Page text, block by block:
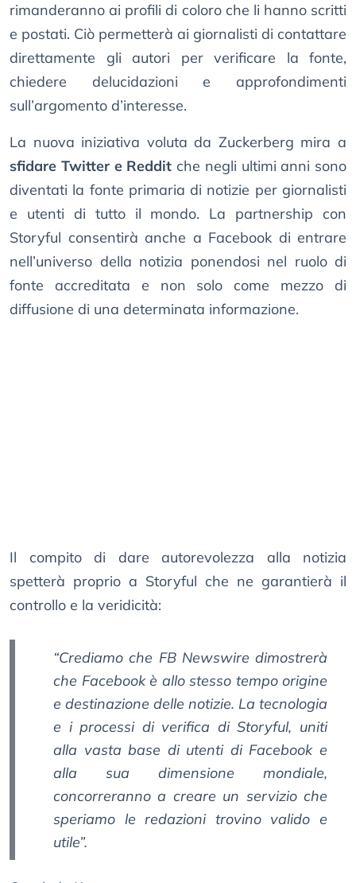
rimanderanno ai profili di coloro che li hanno scritti
e postati. Ciò permetterà ai giornalisti di contattare
direttamente gli autori per verificare la fonte,
chiedere delucidazioni e approfondimenti
sull’argomento d’interesse.
La nuova iniziativa voluta da Zuckerberg mira a
sfidare Twitter e Reddit che negli ultimi anni sono
diventati la fonte primaria di notizie per giornalisti
e utenti di tutto il mondo. La partnership con
Storyful consentirà anche a Facebook di entrare
nell’universo della notizia ponendosi nel ruolo di
fonte accreditata e non solo come mezzo di
diffusione di una determinata informazione.
Il compito di dare autorevolezza alla notizia
spetterà proprio a Storyful che ne garantierà il
controllo e la veridicità:
“Crediamo che FB Newswire dimostrerà
che Facebook è allo stesso tempo origine
e destinazione delle notizie. La tecnologia
e i processi di verifica di Storyful, uniti
alla vasta base di utenti di Facebook e
alla sua dimensione mondiale,
concorreranno a creare un servizio che
speriamo le redazioni trovino valido e
utile”.